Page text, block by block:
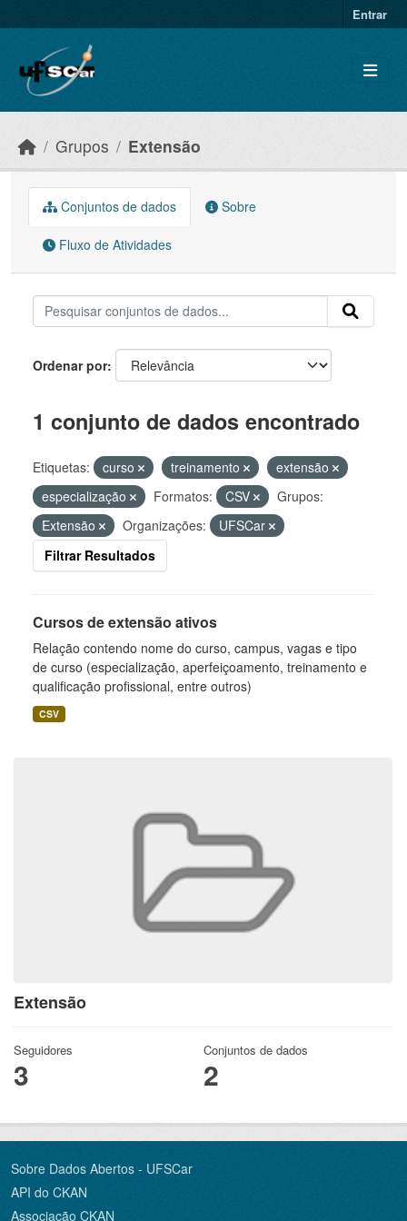
Entrar
Grupos Extensão
Extensão
Seguidores
3
Conjuntos de dados
2
Conjuntos de dados Sobre
Fluxo de Atividades
Ordenar por
1 conjunto de dados encontrado
Etiquetas: curso treinamento
extensão
especialização
Formatos: CSV
Grupos:
Extensão
Organizações:
UFSCar
Filtrar Resultados
Cursos de extensão ativos
Relação contendo nome do curso, campus, vagas e tipo
de curso (especialização, aperfeiçoamento, treinamento e
qualificação profissional, entre outros)
CSV
Sobre Dados Abertos - UFSCar
API do CKAN
Associação CKAN